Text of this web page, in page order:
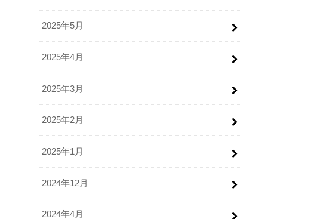
2025年5月
2025年4月
2025年3月
2025年2月
2025年1月
2024年12月
2024年4月